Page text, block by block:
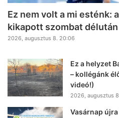
Ez nem volt a mi esténk:
kikapott szombat délután
2026, augusztus 8. 20:06
Ez a helyzet
– kollégánk
videó!)
2026, augusztus
Vasárnap